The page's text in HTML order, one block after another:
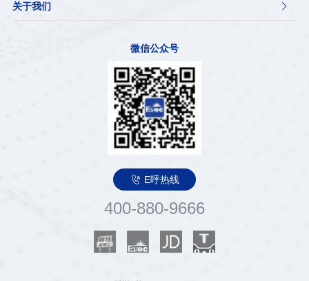
关于我们 
微信公众号
 E呼热线
400-880-9666